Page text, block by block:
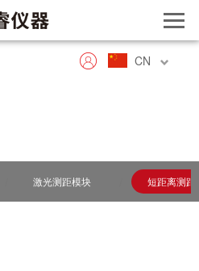
CN
激光测距模块 短距离测